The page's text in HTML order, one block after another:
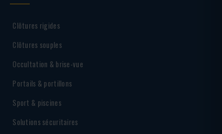
Clôtures rigides
Clôtures souples
Occultation & brise-vue
Portails & portillons
Sport & piscines
Solutions sécuritaires